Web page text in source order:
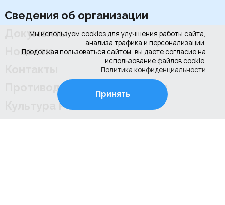
Мы используем cookies для улучшения работы сайта,
анализа трафика и персонализации.
Продолжая пользоваться сайтом, вы даете согласие на
использование файлов cookie.
Политика конфиденциальности
Принять
Сведения об организации
Документы
Новости
Противодействие коррупции
Культура РФ